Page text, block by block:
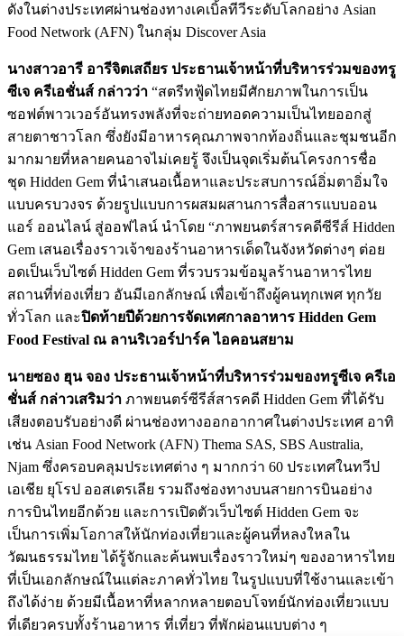
ดังในต่างประเทศผ่านช่องทางเคเบิ้ลทีวีระดับโลกอย่าง Asian
Food Network (AFN) ในกลุ่ม Discover Asia
นางสาวอารี อารีจิตเสถียร ประธานเจ้าหน้าที่บริหารร่วมของทรู
ซีเจ ครีเอชั่นส์ กล่าวว่า “สตรีทฟู้ดไทยมีศักยภาพในการเป็น
ซอฟต์พาวเวอร์อันทรงพลังที่จะถ่ายทอดความเป็นไทยออกสู่
สายตาชาวโลก ซึ่งยังมีอาหารคุณภาพจากท้องถิ่นและชุมชนอีก
มากมายที่หลายคนอาจไม่เคยรู้ จึงเป็นจุดเริ่มต้นโครงการชื่อ
ชุด Hidden Gem ที่นำเสนอเนื้อหาและประสบการณ์อิ่มตาอิ่มใจ
แบบครบวงจร ด้วยรูปแบบการผสมผสานการสื่อสารแบบออน
แอร์ ออนไลน์ สู่ออฟไลน์ นำโดย “ภาพยนตร์สารคดีซีรีส์ Hidden
Gem เสนอเรื่องราวเจ้าของร้านอาหารเด็ดในจังหวัดต่างๆ ต่อย
อดเป็นเว็บไซต์ Hidden Gem ที่รวบรวมข้อมูลร้านอาหารไทย
สถานที่ท่องเที่ยว อันมีเอกลักษณ์ เพื่อเข้าถึงผู้คนทุกเพศ ทุกวัย
ทั่วโลก และปิดท้ายปีด้วยการจัดเทศกาลอาหาร Hidden Gem
Food Festival ณ ลานริเวอร์ปาร์ค ไอคอนสยาม
นายซอง ฮุน จอง ประธานเจ้าหน้าที่บริหารร่วมของทรูซีเจ ครีเอ
ชั่นส์ กล่าวเสริมว่า ภาพยนตร์ซีรีส์สารคดี Hidden Gem ที่ได้รับ
เสียงตอบรับอย่างดี ผ่านช่องทางออกอากาศในต่างประเทศ อาทิ
เช่น Asian Food Network (AFN) Thema SAS, SBS Australia,
Njam ซึ่งครอบคลุมประเทศต่าง ๆ มากกว่า 60 ประเทศในทวีป
เอเชีย ยุโรป ออสเตรเลีย รวมถึงช่องทางบนสายการบินอย่าง
การบินไทยอีกด้วย และการเปิดตัวเว็บไซต์ Hidden Gem จะ
เป็นการเพิ่มโอกาสให้นักท่องเที่ยวและผู้คนที่หลงใหลใน
วัฒนธรรมไทย ได้รู้จักและค้นพบเรื่องราวใหม่ๆ ของอาหารไทย
ที่เป็นเอกลักษณ์ในแต่ละภาคทั่วไทย ในรูปแบบที่ใช้งานและเข้า
ถึงได้ง่าย ด้วยมีเนื้อหาที่หลากหลายตอบโจทย์นักท่องเที่ยวแบบ
ที่เดียวครบทั้งร้านอาหาร ที่เที่ยว ที่พักผ่อนแบบต่าง ๆ